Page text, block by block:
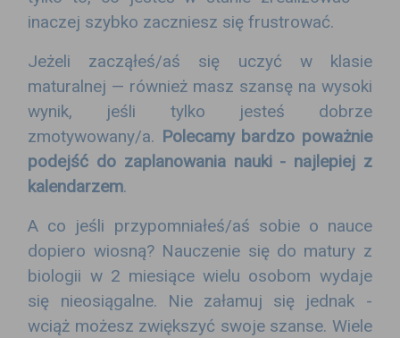
inaczej szybko zaczniesz się frustrować.
Jeżeli zacząłeś/aś się uczyć w klasie
maturalnej — również masz szansę na wysoki
wynik, jeśli tylko jesteś dobrze
zmotywowany/a. Polecamy bardzo poważnie
podejść do zaplanowania nauki - najlepiej z
kalendarzem.
A co jeśli przypomniałeś/aś sobie o nauce
dopiero wiosną? Nauczenie się do matury z
biologii w 2 miesiące wielu osobom wydaje
się nieosiągalne. Nie załamuj się jednak -
wciąż możesz zwiększyć swoje szanse. Wiele